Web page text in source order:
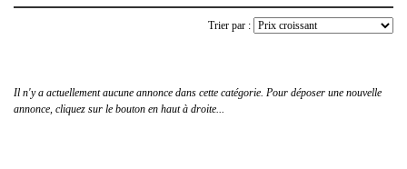
Trier par :
Il n'y a actuellement aucune annonce dans cette catégorie. Pour déposer une nouvelle
annonce, cliquez sur le bouton en haut à droite...